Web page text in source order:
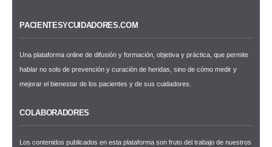
PACIENTESYCUIDADORES.COM
Una plataforma online de difusión y formación, objetiva y práctica, que permite
hablar no solo de prevención y curación de heridas, sino de cómo medir y
mejorar el bienestar de los pacientes y de sus cuidadores.
COLABORADORES
Los contenidos publicados en esta plataforma son fruto del trabajo de nuestros